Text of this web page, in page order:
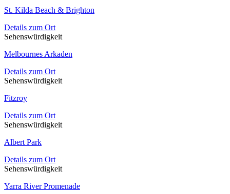
St. Kilda Beach & Brighton
Details zum Ort
Sehenswürdigkeit
Melbournes Arkaden
Details zum Ort
Sehenswürdigkeit
Fitzroy
Details zum Ort
Sehenswürdigkeit
Albert Park
Details zum Ort
Sehenswürdigkeit
Yarra River Promenade